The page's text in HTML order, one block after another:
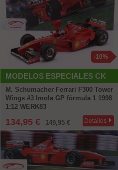
MODELOS ESPECIALES CK
-10%
M. Schumacher Ferrari F300 Tower
Wings #3 Imola GP fórmula 1 1998
1:12 WERK83
134,95 € 149,95 € Detalles